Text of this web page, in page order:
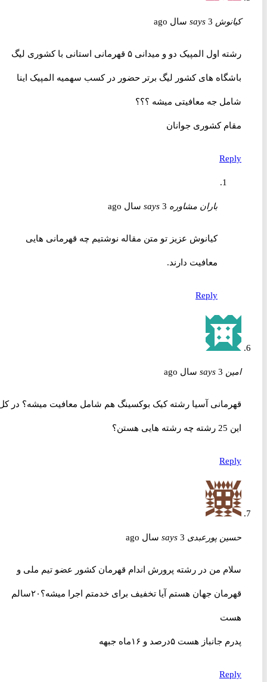
کیانوش says 3 سال ago
رشته اول المپیک دو و میدانی ۵ قهرمانی استانی با کشوری لیگ
باشگاه های کشور لیگ برتر حضور در کسب سهمیه المپیک اینا
شامل جه معافیتی میشه ؟؟؟
مقام کشوری جوانان
Reply
باران مشاوره says 3 سال ago
کیانوش عزیز تو متن مقاله نوشتیم چه قهرمانی هایی
معافیت دارند.
Reply
امین says 3 سال ago
قهرمانی آسیا رشته کیک بوکسینگ هم شامل معافیت میشه؟ در کل
Reply
حسین پورعبدی says 3 سال ago
سلام من در رشته پرورش اندام قهرمان کشور عضو تیم ملی و
قهرمان جهان هستم آیا تخفیف برای خدمتم اجرا میشه؟۲۰سالم
هست
پدرم جانباز هست ۵درصد و ۱۶ماه جبهه
Reply